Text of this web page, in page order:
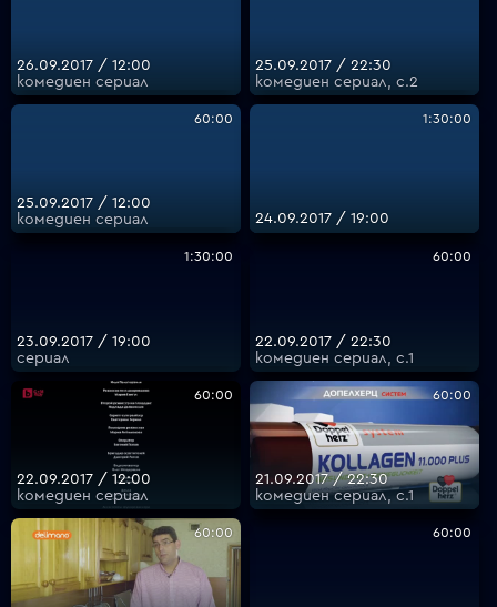
26.09.2017 / 12:00
комедиен сериал
25.09.2017 / 22:30
комедиен сериал, с.2
60:00
25.09.2017 / 12:00
комедиен сериал
1:30:00
24.09.2017 / 19:00
1:30:00
23.09.2017 / 19:00
сериал
60:00
22.09.2017 / 22:30
комедиен сериал, с.1
60:00
22.09.2017 / 12:00
комедиен сериал
60:00
21.09.2017 / 22:30
комедиен сериал, с.1
60:00 60:00